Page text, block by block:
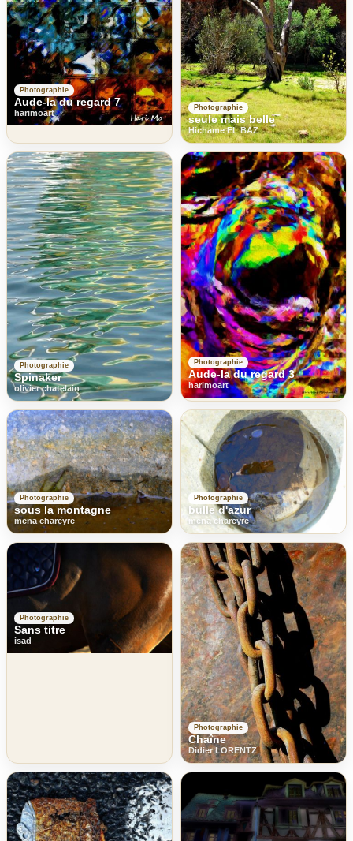
Photographie
Aude-la du regard 7
harimoart
Photographie
seule mais belle
Hichame EL BAZ
Photographie
Spinaker
olivier chatelain
Photographie
Aude-la du regard 3
harimoart
Photographie
sous la montagne
mena chareyre
Photographie
bulle d'azur
mena chareyre
Photographie
Sans titre
isad
Photographie
Chaîne
Didier LORENTZ